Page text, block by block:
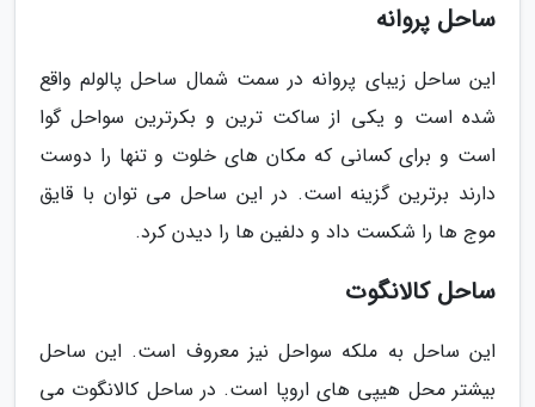
ساحل پروانه
این ساحل زیبای پروانه در سمت شمال ساحل پالولم واقع
شده است و یکی از ساکت ترین و بکرترین سواحل گوا
است و برای کسانی که مکان های خلوت و تنها را دوست
دارند برترین گزینه است. در این ساحل می توان با قایق
موج ها را شکست داد و دلفین ها را دیدن کرد.
ساحل کالانگوت
این ساحل به ملکه سواحل نیز معروف است. این ساحل
بیشتر محل هیپی های اروپا است. در ساحل کالانگوت می